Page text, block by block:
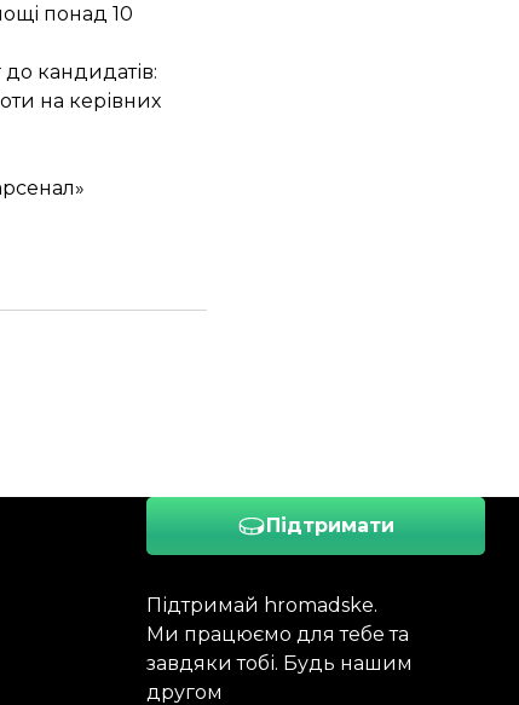
понад 10
кандидатів:
на керівних
Підтримати
Підтримай hromadske.
Ми працюємо для тебе та
завдяки тобі. Будь нашим
другом